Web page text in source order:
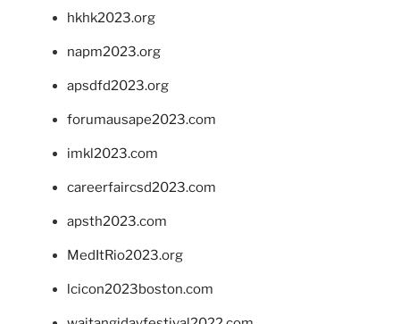
hkhk2023.org
napm2023.org
apsdfd2023.org
forumausape2023.com
imkl2023.com
careerfaircsd2023.com
apsth2023.com
MedItRio2023.org
lcicon2023boston.com